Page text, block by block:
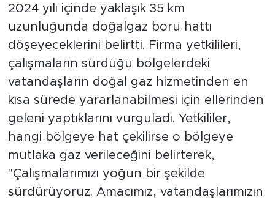
2024 yılı içinde yaklaşık 35 km
uzunluğunda doğalgaz boru hattı
döşeyeceklerini belirtti. Firma yetkilileri,
çalışmaların sürdüğü bölgelerdeki
vatandaşların doğal gaz hizmetinden en
kısa sürede yararlanabilmesi için ellerinden
geleni yaptıklarını vurguladı. Yetkililer,
hangi bölgeye hat çekilirse o bölgeye
mutlaka gaz verileceğini belirterek,
"Çalışmalarımızı yoğun bir şekilde
sürdürüyoruz. Amacımız, vatandaşlarımızın